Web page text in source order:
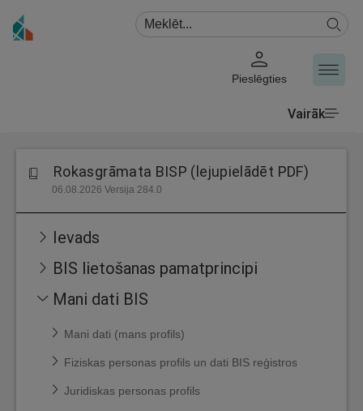
Pieslēgties
Vairāk
Rokasgrāmata BISP (lejupielādēt PDF)
06.08.2026 Versija 284.0
Ievads
BIS lietošanas pamatprincipi
Mani dati BIS
Mani dati (mans profils)
Fiziskas personas profils un dati BIS reģistros
Juridiskas personas profils